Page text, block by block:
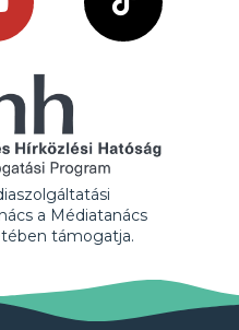
a Médiatanács
támogatja.